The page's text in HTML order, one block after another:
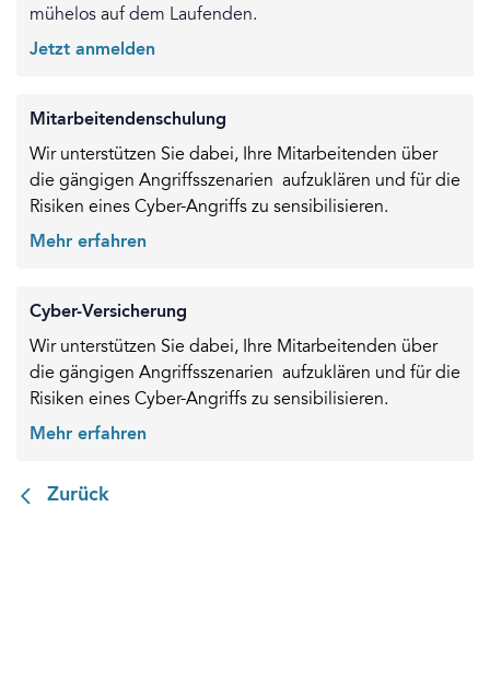
mühelos auf dem Laufenden.
Jetzt anmelden
Mitarbeitendenschulung
Wir unterstützen Sie dabei, Ihre Mitarbeitenden über
die gängigen Angriffsszenarien aufzuklären und für die
Risiken eines Cyber-Angriffs zu sensibilisieren.
Mehr erfahren
Cyber-Versicherung
Wir unterstützen Sie dabei, Ihre Mitarbeitenden über
die gängigen Angriffsszenarien aufzuklären und für die
Risiken eines Cyber-Angriffs zu sensibilisieren.
Mehr erfahren
Zurück